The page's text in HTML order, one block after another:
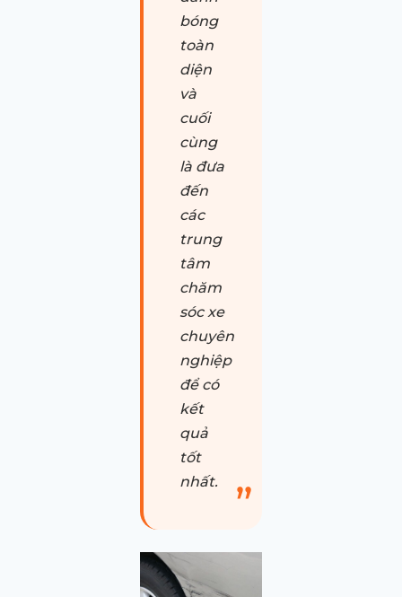
bóng
toàn
diện
và
cuối
cùng
là đưa
đến
các
trung
tâm
chăm
sóc xe
chuyên
nghiệp
để có
kết
quả
tốt
nhất.